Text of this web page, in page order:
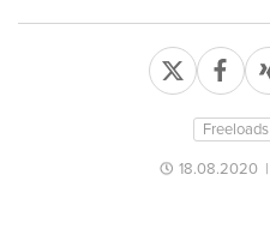
Freeloads
18.08.2020 |